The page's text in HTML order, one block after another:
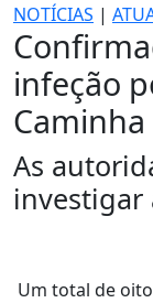
NOTÍCIAS |
infeção
Caminha
As
investigar
Um total de